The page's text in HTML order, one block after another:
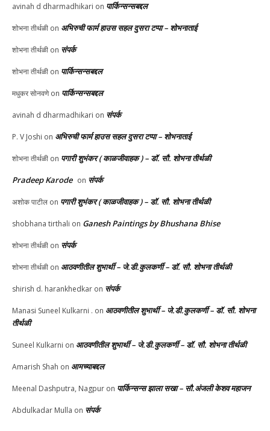
avinah d dharmadhikari on पार्किन्सन्सबद्दल
शोभना तीर्थळी on अभिरुची फार्म हाउस सहल दुसरा टप्पा – शोभनाताई
शोभना तीर्थळी on संपर्क
शोभना तीर्थळी on पार्किन्सन्सबद्दल
मधुकर सोनवणेon पार्किन्सन्सबद्दल
avinah d dharmadhikari on संपर्क
P. V Joshi on अभिरुची फार्म हाउस सहल दुसरा टप्पा – शोभनाताई
शोभना तीर्थळी on पगारी शुभंकर ( काळजीवाहक ) – डॉ. सौ. शोभना तीर्थळी
Pradeep Karode on संपर्क
अशोक पाटील on पगारी शुभंकर ( काळजीवाहक ) – डॉ. सौ. शोभना तीर्थळी
shobhana tirthali on Ganesh Paintings by Bhushana Bhise
शोभना तीर्थळी on संपर्क
शोभना तीर्थळी on आठवणीतील शुभार्थी – जे.डी.कुलकर्णी – डॉ. सौ. शोभना तीर्थळी
shirish d. harankhedkar on संपर्क
Manasi Suneel Kulkarni . on आठवणीतील शुभार्थी – जे.डी.कुलकर्णी – डॉ. सौ. शोभना
तीर्थळी
Suneel Kulkarni on आठवणीतील शुभार्थी – जे.डी.कुलकर्णी – डॉ. सौ. शोभना तीर्थळी
Amarish Shah on आमच्याबद्दल
Meenal Dashputra, Nagpur on पार्किन्सन्स झाला सखा – सौ.अंजली केशव महाजन
Abdulkadar Mulla on संपर्क